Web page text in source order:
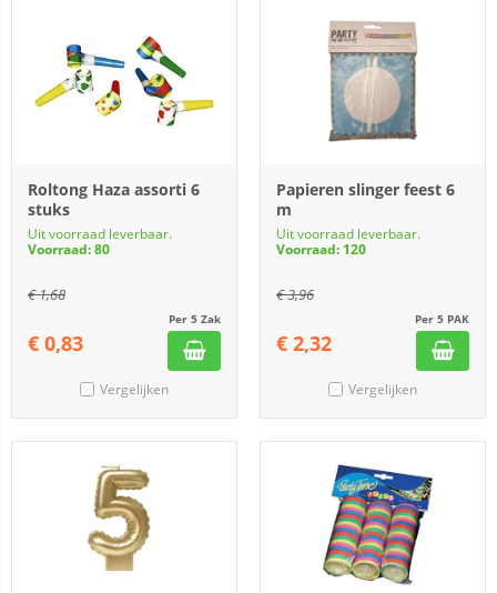
Roltong Haza assorti 6
stuks
Uit voorraad leverbaar.
Voorraad: 80
€1,68
Per 5 Zak
€ 0,83
Vergelijken
Papieren slinger feest 6
m
Uit voorraad leverbaar.
Voorraad: 120
€3,96
Per 5 PAK
€ 2,32
Vergelijken